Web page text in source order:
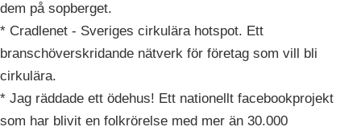
dem på sopberget.
* Cradlenet - Sveriges cirkulära hotspot. Ett
branschöverskridande nätverk för företag som vill bli
cirkulära.
* Jag räddade ett ödehus! Ett nationellt facebookprojekt
som har blivit en folkrörelse med mer än 30.000